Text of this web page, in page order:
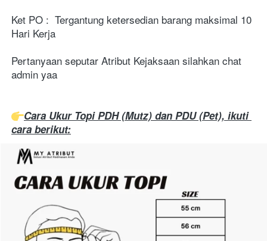
Ket PO :  Tergantung ketersedian barang maksimal 10
Hari Kerja
Pertanyaan seputar Atribut Kejaksaan silahkan chat
admin yaa
Cara Ukur Topi PDH (Mutz) dan PDU (Pet), ikuti
cara berikut: